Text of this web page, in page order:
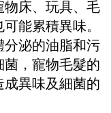
床、玩具、毛
能累積異味。
泌的油脂和污
，寵物毛髮的
異味及細菌的